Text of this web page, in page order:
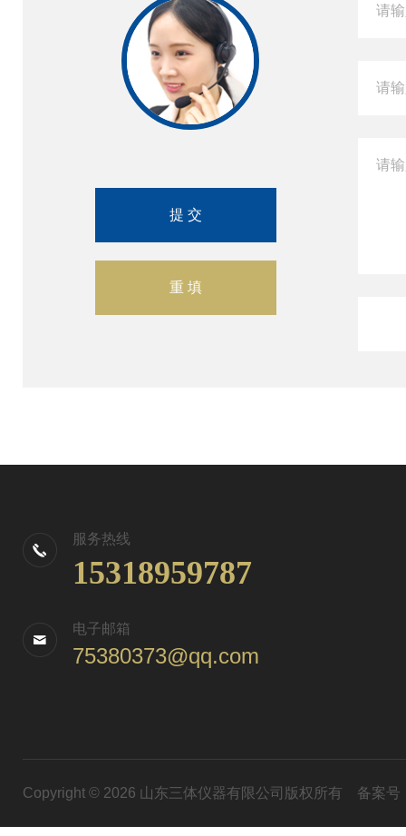
服务热线
15318959787
电子邮箱
75380373@qq.com
Copyright © 2026 山东三体仪器有限公司版权所有 备案号